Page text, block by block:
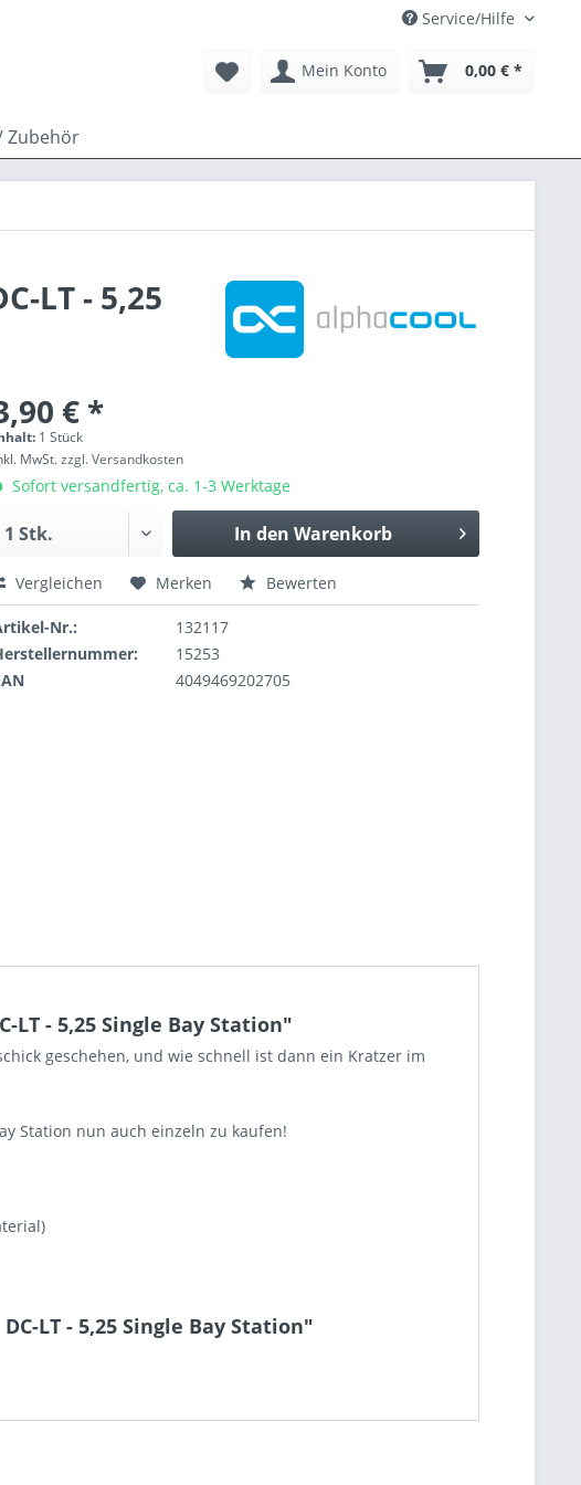
Service/Hilfe
Mein Konto 0,00 € *
Zubehör
LT - 5,25
€ *
1 Stück
MwSt.zzgl. Versandkosten
Sofort versandfertig, ca. 1-3 Werktage
In den Warenkorb
Vergleichen Merken Bewerten
Nr.:
132117
15253
4049469202705
- 5,25 Single Bay Station"
geschehen, und wie schnell ist dann ein Kratzer im
Station nun auch einzeln zu kaufen!
LT - 5,25 Single Bay Station"